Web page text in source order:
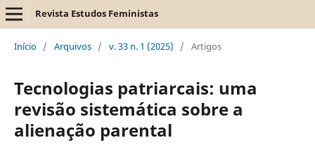
Revista Estudos Feministas
Início / Arquivos / v. 33 n. 1 (2025) / Artigos
Tecnologias patriarcais: uma
revisão sistemática sobre a
alienação parental